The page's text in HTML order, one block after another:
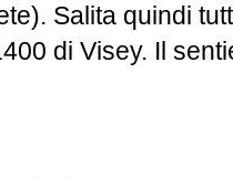
Salita quindi
di Visey. Il